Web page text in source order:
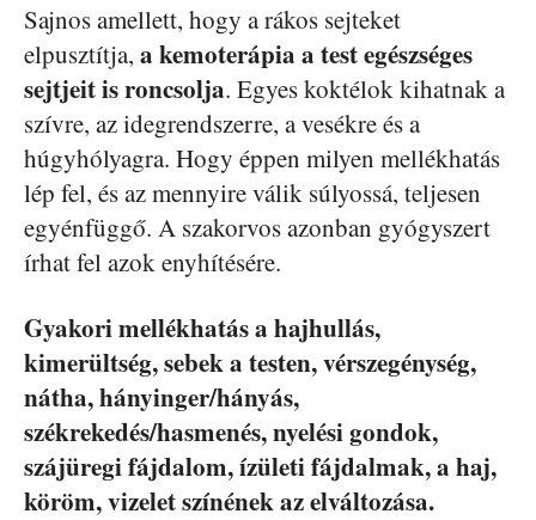
Sajnos amellett, hogy a rákos sejteket
elpusztítja, a kemoterápia a test egészséges
sejtjeit is roncsolja. Egyes koktélok kihatnak a
szívre, az idegrendszerre, a vesékre és a
húgyhólyagra. Hogy éppen milyen mellékhatás
lép fel, és az mennyire válik súlyossá, teljesen
egyénfüggő. A szakorvos azonban gyógyszert
írhat fel azok enyhítésére.
Gyakori mellékhatás a hajhullás,
kimerültség, sebek a testen, vérszegénység,
nátha, hányinger/hányás,
székrekedés/hasmenés, nyelési gondok,
szájüregi fájdalom, ízületi fájdalmak, a haj,
köröm, vizelet színének az elváltozása.